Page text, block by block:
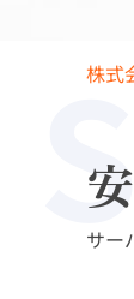
株式
サー